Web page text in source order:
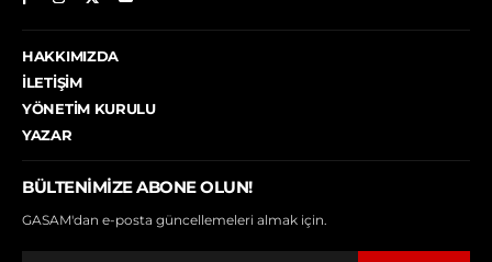
HAKKIMIZDA
İLETIŞIM
YÖNETIM KURULU
YAZAR
BÜLTENIMIZE ABONE OLUN!
GASAM'dan e-posta güncellemeleri almak için.